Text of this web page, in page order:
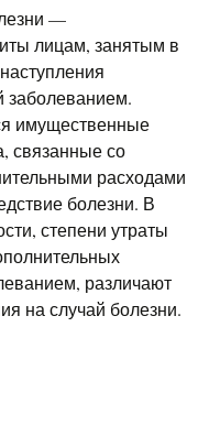
—
лицам, занятым в
заболеванием.
имущественные
связанные со
расходами
болезни. В
степени утраты
различают
на случай болезни.